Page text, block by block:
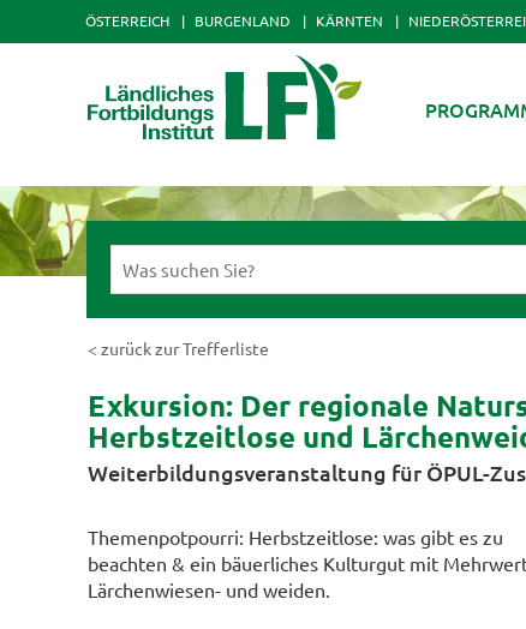
ÖSTERREICH BURGENLAND KÄRNTEN
< zurück zur Trefferliste
Exkursion: Der regionale
Herbstzeitlose und
Weiterbildungsveranstaltung für ÖPUL-
Themenpotpourri: Herbstzeitlose: was gibt es zu
beachten & ein bäuerliches Kulturgut mit
Lärchenwiesen- und weiden.